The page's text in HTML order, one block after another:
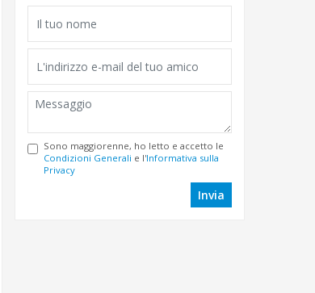
Sono maggiorenne, ho letto e accetto le
Condizioni Generali e l'Informativa sulla
Privacy
Invia